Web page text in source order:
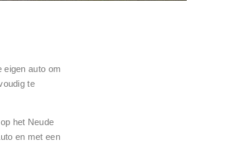
eigen auto om
te
het Neude
en met een